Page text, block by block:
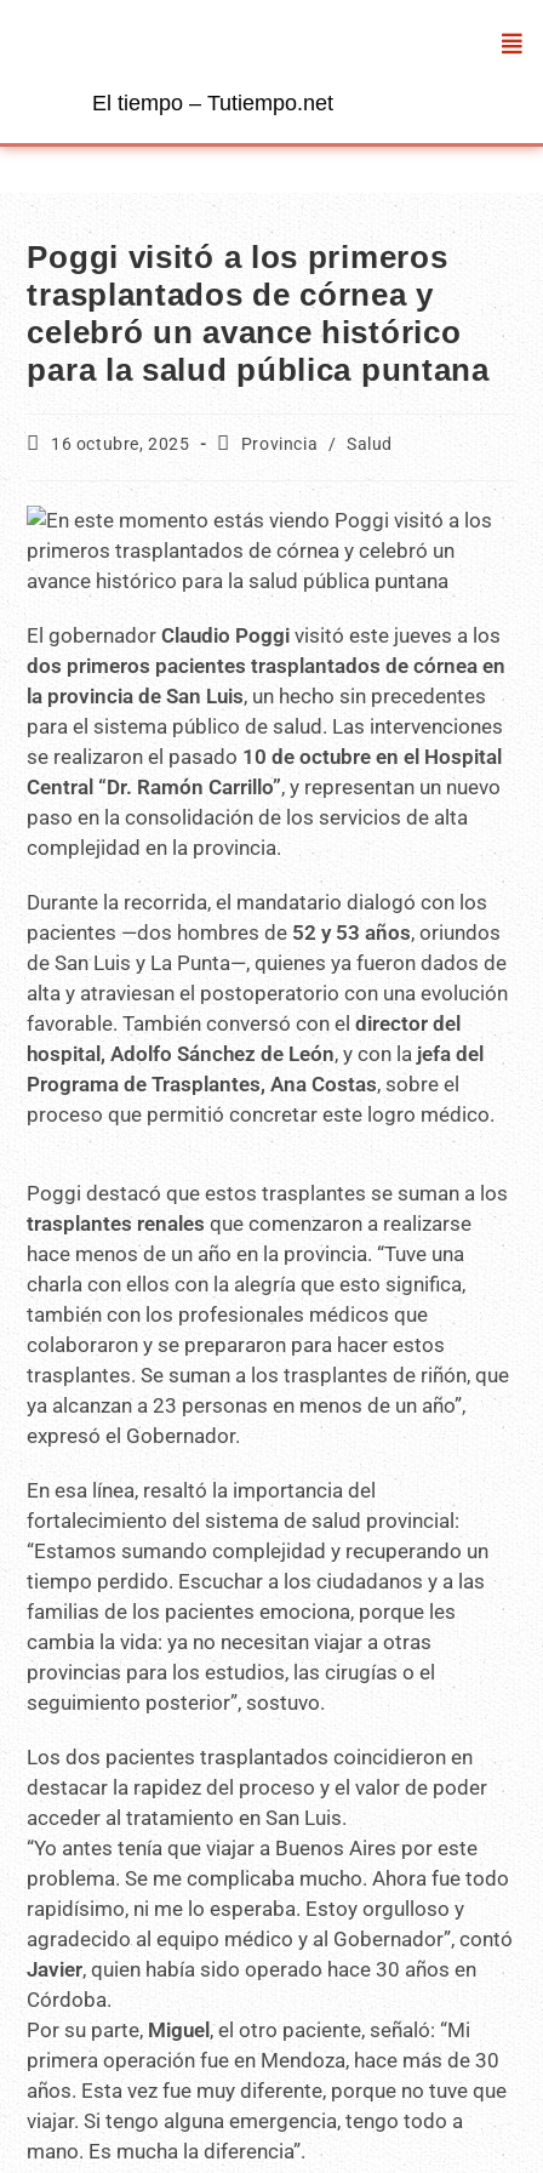
El tiempo – Tutiempo.net
Poggi visitó a los primeros
trasplantados de córnea y
celebró un avance histórico
para la salud pública puntana
16 octubre, 2025 Provincia / Salud
El gobernadorClaudio Poggi visitó este jueves a los
dos primeros pacientes trasplantados de córnea en
la provincia de San Luis, un hecho sin precedentes
para el sistema público de salud. Las intervenciones
se realizaron el pasado 10 de octubre en el Hospital
Central “Dr. Ramón Carrillo”, y representan un nuevo
paso en la consolidación de los servicios de alta
complejidad en la provincia.
Durante la recorrida, el mandatario dialogó con los
pacientes —dos hombres de 52 y 53 años, oriundos
de San Luis y La Punta—, quienes ya fueron dados de
alta y atraviesan el postoperatorio con una evolución
favorable. También conversó con eldirector del
hospital, Adolfo Sánchez de León, y con la jefa del
Programa de Trasplantes, Ana Costas, sobre el
proceso que permitió concretar este logro médico.
Poggi destacó que estos trasplantes se suman a los
trasplantes renales que comenzaron a realizarse
hace menos de un año en la provincia. “Tuve una
charla con ellos con la alegría que esto significa,
también con los profesionales médicos que
colaboraron y se prepararon para hacer estos
trasplantes. Se suman a los trasplantes de riñón, que
ya alcanzan a 23 personas en menos de un año”,
expresó el Gobernador.
En esa línea, resaltó la importancia del
fortalecimiento del sistema de salud provincial:
“Estamos sumando complejidad y recuperando un
tiempo perdido. Escuchar a los ciudadanos y a las
familias de los pacientes emociona, porque les
cambia la vida: ya no necesitan viajar a otras
provincias para los estudios, las cirugías o el
seguimiento posterior”, sostuvo.
Los dos pacientes trasplantados coincidieron en
destacar la rapidez del proceso y el valor de poder
acceder al tratamiento en San Luis.
“Yo antes tenía que viajar a Buenos Aires por este
problema. Se me complicaba mucho. Ahora fue todo
rapidísimo, ni me lo esperaba. Estoy orgulloso y
agradecido al equipo médico y al Gobernador”, contó
Javier, quien había sido operado hace 30 años en
Córdoba.
Por su parte, Miguel , el otro paciente, señaló: “Mi
primera operación fue en Mendoza, hace más de 30
años. Esta vez fue muy diferente, porque no tuve que
viajar. Si tengo alguna emergencia, tengo todo a
mano. Es mucha la diferencia”.